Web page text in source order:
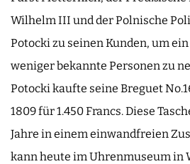
Wilhelm III und der Polnische
Potocki zu seinen Kunden, um
weniger bekannte Personen zu
Potocki kaufte seine Breguet
1809 für 1.450 Francs. Diese
Jahre in einem einwandfreien
kann heute im Uhrenmuseum in